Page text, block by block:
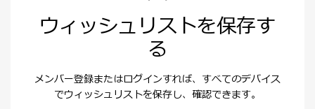
ウィッシュリストを保存す
る
メンバー登録またはログインすれば、すべてのデバイス
でウィッシュリストを保存し、確認できます。